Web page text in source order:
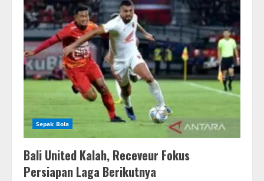
Sepak Bola
Bali United Kalah, Receveur Fokus
Persiapan Laga Berikutnya